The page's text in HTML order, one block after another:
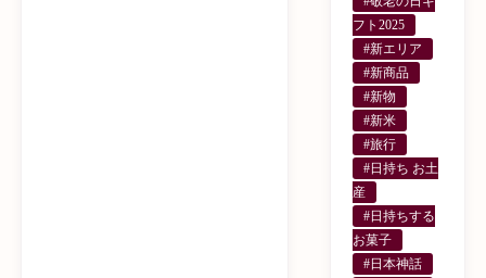
フト2025
#新エリア
#新商品
#新物
#新米
#旅行
#日持ち お土
産
#日持ちする
お菓子
#日本神話